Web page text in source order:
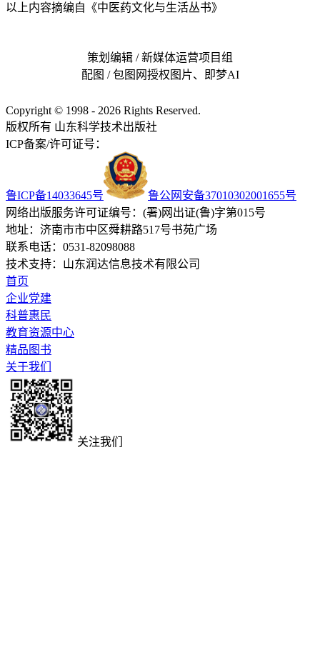
以上内容摘编自《中医药文化与生活丛书》
策划编辑 / 新媒体运营项目组
配图 / 包图网授权图片、即梦AI
Copyright © 1998 - 2026 Rights Reserved.
版权所有 山东科学技术出版社
ICP备案/许可证号：
鲁ICP备14033645号
鲁公网安备37010302001655号
网络出版服务许可证编号：(署)网出证(鲁)字第015号
地址：济南市市中区舜耕路517号书苑广场
联系电话：0531-82098088
技术支持：山东润达信息技术有限公司
首页
企业党建
科普惠民
教育资源中心
精品图书
关于我们
关注我们